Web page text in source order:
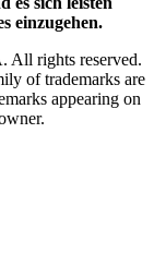
einzugehen.
All rights reserved.
of trademarks are
appearing on